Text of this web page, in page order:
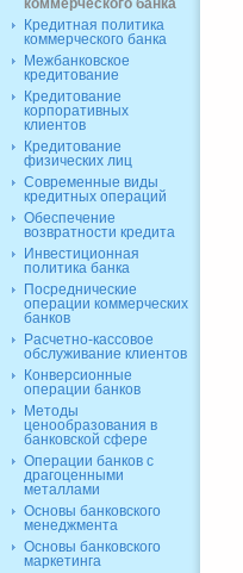
коммерческого банка
Кредитная политика
коммерческого банка
Межбанковское
кредитование
Кредитование
корпоративных
клиентов
Кредитование
физических лиц
Современные виды
кредитных операций
Обеспечение
возвратности кредита
Инвестиционная
политика банка
Посреднические
операции коммерческих
банков
Расчетно-кассовое
обслуживание клиентов
Конверсионные
операции банков
Методы
ценообразования в
банковской сфере
Операции банков с
драгоценными
металлами
Основы банковского
менеджмента
Основы банковского
маркетинга